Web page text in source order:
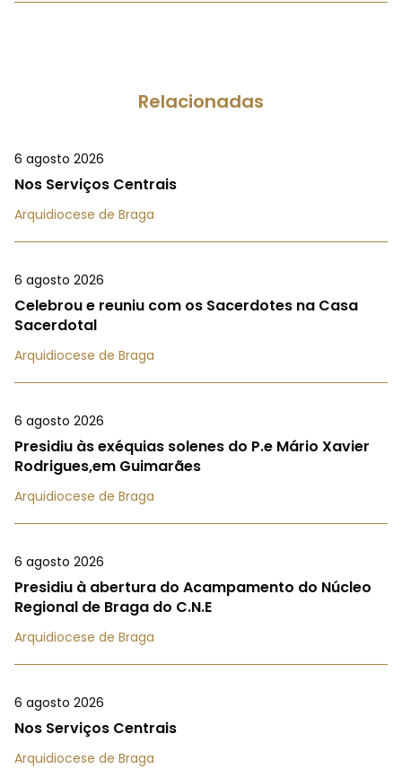
Relacionadas
6 agosto 2026
Nos Serviços Centrais
Arquidiocese de Braga
6 agosto 2026
Celebrou e reuniu com os Sacerdotes na Casa
Sacerdotal
Arquidiocese de Braga
6 agosto 2026
Presidiu às exéquias solenes do P.e Mário Xavier
Rodrigues,em Guimarães
Arquidiocese de Braga
6 agosto 2026
Presidiu à abertura do Acampamento do Núcleo
Regional de Braga do C.N.E
Arquidiocese de Braga
6 agosto 2026
Nos Serviços Centrais
Arquidiocese de Braga